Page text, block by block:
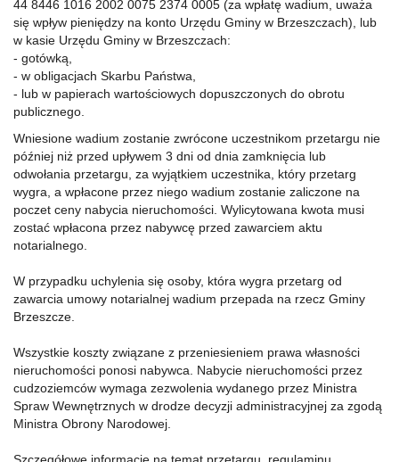
44 8446 1016 2002 0075 2374 0005 (za wpłatę wadium, uważa
się wpływ pieniędzy na konto Urzędu Gminy w Brzeszczach), lub
w kasie Urzędu Gminy w Brzeszczach:
- gotówką,
- w obligacjach Skarbu Państwa,
- lub w papierach wartościowych dopuszczonych do obrotu
publicznego.
Wniesione wadium zostanie zwrócone uczestnikom przetargu nie
później niż przed upływem 3 dni od dnia zamknięcia lub
odwołania przetargu, za wyjątkiem uczestnika, który przetarg
wygra, a wpłacone przez niego wadium zostanie zaliczone na
poczet ceny nabycia nieruchomości. Wylicytowana kwota musi
zostać wpłacona przez nabywcę przed zawarciem aktu
notarialnego.
W przypadku uchylenia się osoby, która wygra przetarg od
zawarcia umowy notarialnej wadium przepada na rzecz Gminy
Brzeszcze.
Wszystkie koszty związane z przeniesieniem prawa własności
nieruchomości ponosi nabywca. Nabycie nieruchomości przez
cudzoziemców wymaga zezwolenia wydanego przez Ministra
Spraw Wewnętrznych w drodze decyzji administracyjnej za zgodą
Ministra Obrony Narodowej.